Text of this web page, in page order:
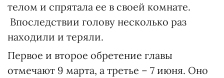
телом и спрятала ее в своей комнате.
Впоследствии голову несколько раз
находили и теряли.
Первое и второе обретение главы
отмечают 9 марта, а третье – 7 июня. Оно